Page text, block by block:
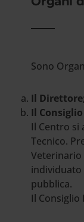
Sono
Il Direttore;
Il
Il Centro si
Tecnico.
Veterinario
individuato
pubblica.
Il